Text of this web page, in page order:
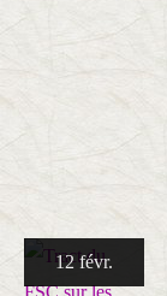
12 févr.